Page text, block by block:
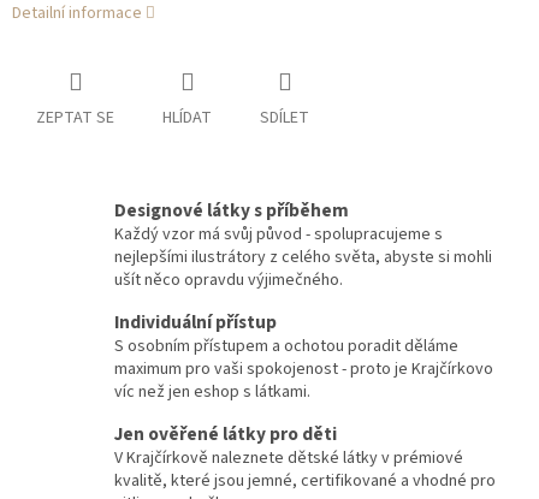
Detailní informace
ZEPTAT SE HLÍDAT SDÍLET
Designové látky s příběhem
Každý vzor má svůj původ - spolupracujeme s
nejlepšími ilustrátory z celého světa, abyste si mohli
ušít něco opravdu výjimečného.
Individuální přístup
S osobním přístupem a ochotou poradit děláme
maximum pro vaši spokojenost - proto je Krajčírkovo
víc než jen eshop s látkami.
Jen ověřené látky pro děti
V Krajčírkově naleznete dětské látky v prémiové
kvalitě, které jsou jemné, certifikované a vhodné pro